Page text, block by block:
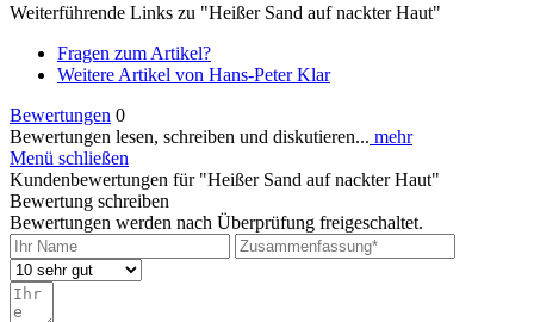
Weiterführende Links zu "Heißer Sand auf nackter Haut"
Fragen zum Artikel?
Weitere Artikel von Hans-Peter Klar
Bewertungen 0
Bewertungen lesen, schreiben und diskutieren... mehr
Menü schließen
Kundenbewertungen für "Heißer Sand auf nackter Haut"
Bewertung schreiben
Bewertungen werden nach Überprüfung freigeschaltet.